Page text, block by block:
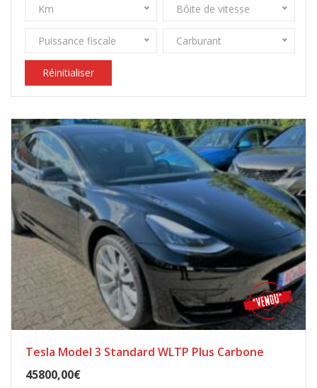
Km Bôite de vitesse
Puissance fiscale Carburant
Réinitialiser
Tesla Model 3 Standard WLTP Plus Carbone
45800,00€